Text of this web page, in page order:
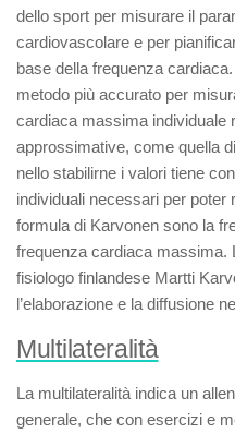
dello sport per misurare il
cardiovascolare e per
base della frequenza
metodo più accurato per
cardiaca massima individuale
approssimative, come quella
nello stabilirne i valori tiene
individuali necessari per poter
formula di Karvonen sono la
frequenza cardiaca massima.
fisiologo finlandese Martti
l’elaborazione e la diffusione
Multilateralità
La multilateralità indica un
generale, che con esercizi e